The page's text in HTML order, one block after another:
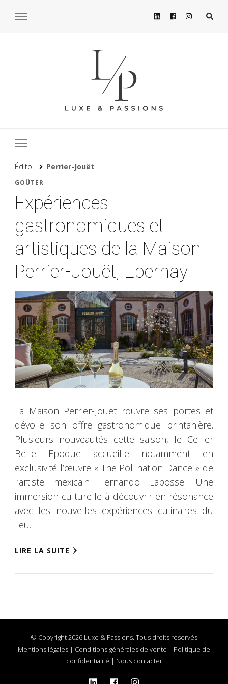
Édito Perrier-Jouët
GOÛTER
Expériences
gastronomiques et
artistiques de la Maison
Perrier-Jouët, Epernay
La Maison Perrier-Jouët rouvre ses portes et
dévoile son offre gastronomique printanière.
Plusieurs nouveautés cette saison, le Cellier
Belle Epoque accueille notamment en
exclusivité l’œuvre « The Pollination Dance » de
l’artiste mexicain Fernando Laposse. Une
immersion culturelle à découvrir en résonance
avec les nouvelles expériences culinaires du
lieu.
LIRE LA SUITE
© Copyright 2026 Luxe & Passions. Tous droits réservés
Mentions légales | Conditions générales de vente | Politique de
confidentialité | Nous contacter